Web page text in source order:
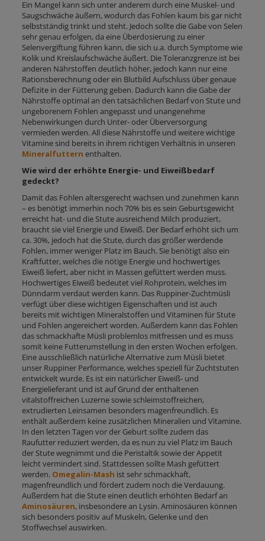
Ein Mangel kann sich unter anderem durch eine Muskel- und
Saugschwäche äußern, wodurch das Fohlen kaum bis gar nicht
selbstständig trinkt und steht. Jedoch sollte die Gabe von Selen
sehr genau erfolgen, da eine Überdosierung zu einer
Selenvergiftung führen kann, die sich u.a. durch Symptome wie
Kolik und Kreislaufschwäche äußert. Die Toleranzgrenze ist bei
anderen Nährstoffen deutlich höher, jedoch kann nur eine
Rationsberechnung oder ein Blutbild Aufschluss über genaue
Defizite in der Fütterung geben. Dadurch kann die Gabe der
Nährstoffe optimal an den tatsächlichen Bedarf von Stute und
ungeborenem Fohlen angepasst und unangenehme
Nebenwirkungen durch Unter- oder Überversorgung
vermieden werden. All diese Nährstoffe und weitere wichtige
Vitamine sind bereits in ihrem richtigen Verhältnis in unseren
Mineralfuttern enthalten.
Wie wird der erhöhte Energie- und Eiweißbedarf
gedeckt?
Damit das Fohlen altersgerecht wachsen und zunehmen kann
– es benötigt immerhin noch 70% bis es sein Geburtsgewicht
erreicht hat- und die Stute ausreichend Milch produziert,
braucht sie viel Energie und Eiweiß. Der Bedarf erhöht sich um
ca. 30%, jedoch hat die Stute, durch das größer werdende
Fohlen, immer weniger Platz im Bauch. Sie benötigt also ein
Kraftfutter, welches die nötige Energie und hochwertiges
Eiweiß liefert, aber nicht in Massen gefüttert werden muss.
Hochwertiges Eiweiß bedeutet viel Rohprotein, welches im
Dünndarm verdaut werden kann. Das Ruppiner-Zuchtmüsli
verfügt über diese wichtigen Eigenschaften und ist auch
bereits mit wichtigen Mineralstoffen und Vitaminen für Stute
und Fohlen angereichert worden. Außerdem kann das Fohlen
das schmackhafte Müsli problemlos mitfressen und es muss
somit keine Futterumstellung in den ersten Wochen erfolgen.
Eine ausschließlich natürliche Alternative zum Müsli bietet
unser Ruppiner Performance, welches speziell für Zuchtstuten
entwickelt wurde. Es ist ein natürlicher Eiweiß- und
Energielieferant und ist auf Grund der enthaltenen
vitalstoffreichen Luzerne sowie schleimstoffreichen,
extrudierten Leinsamen besonders magenfreundlich. Es
enthält außerdem keine zusätzlichen Mineralien und Vitamine.
In den letzten Tagen vor der Geburt sollte zudem das
Raufutter reduziert werden, da es nun zu viel Platz im Bauch
der Stute wegnimmt und die Peristaltik sowie der Appetit
leicht vermindert sind. Stattdessen sollte Mash gefüttert
werden. Omegalin-Mash ist sehr schmackhaft,
magenfreundlich und fördert zudem noch die Verdauung.
Außerdem hat die Stute einen deutlich erhöhten Bedarf an
Aminosäuren, insbesondere an Lysin. Aminosäuren können
sich besonders positiv auf Muskeln, Gelenke und den
Stoffwechsel auswirken.